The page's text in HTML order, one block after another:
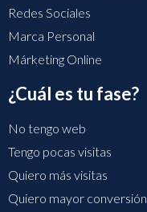
Redes Sociales
Marca Personal
Márketing Online
¿Cuál es tu fase?
No tengo web
Tengo pocas visitas
Quiero más visitas
Quiero mayor conversión